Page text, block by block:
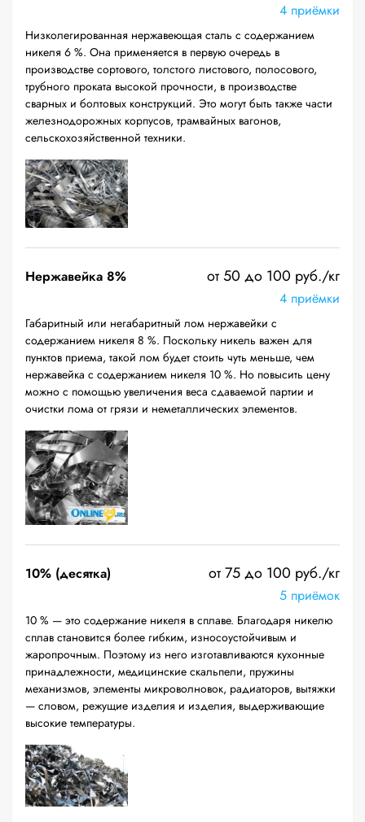
4 приёмки
Низколегированная нержавеющая сталь с содержанием
никеля 6 %. Она применяется в первую очередь в
производстве сортового, толстого листового, полосового,
трубного проката высокой прочности, в производстве
сварных и болтовых конструкций. Это могут быть также части
железнодорожных корпусов, трамвайных вагонов,
сельскохозяйственной техники.
Нержавейка 8% от 50 до 100 руб./кг
4 приёмки
Габаритный или негабаритный лом нержавейки с
содержанием никеля 8 %. Поскольку никель важен для
пунктов приема, такой лом будет стоить чуть меньше, чем
нержавейка с содержанием никеля 10 %. Но повысить цену
можно с помощью увеличения веса сдаваемой партии и
очистки лома от грязи и неметаллических элементов.
10% (десятка) от 75 до 100 руб./кг
5 приёмок
10 % — это содержание никеля в сплаве. Благодаря никелю
сплав становится более гибким, износоустойчивым и
жаропрочным. Поэтому из него изготавливаются кухонные
принадлежности, медицинские скальпели, пружины
механизмов, элементы микроволновок, радиаторов, вытяжки
— словом, режущие изделия и изделия, выдерживающие
высокие температуры.